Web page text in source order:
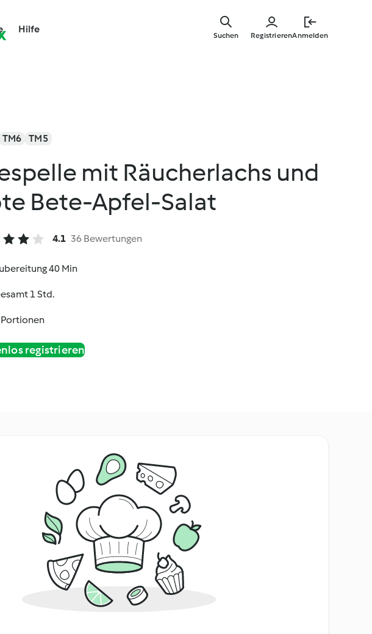
springen
Hilfe
RegistrierenAnmelden
Suchen
TM6 TM5
mit Räucherlachs und
Bete-Apfel-Salat
4.1 36 Bewertungen
40 Min
1 Std.
registrieren